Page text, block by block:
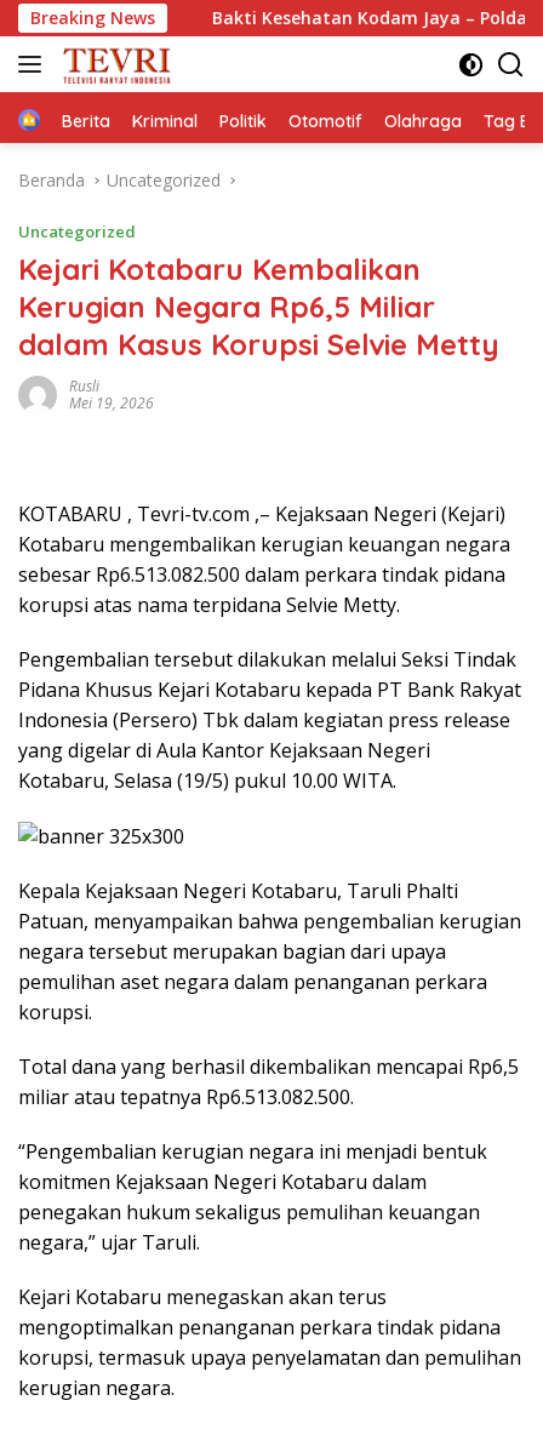
Langsung
ke
konten
Breaking NewsBakti Kesehatan Kodam Jaya – Polda Metro Jaya
HomeBerita Kriminal Politik Otomotif Olahraga Tag
Beranda Uncategorized
Uncategorized
Kejari Kotabaru Kembalikan
Kerugian Negara Rp6,5 Miliar
dalam Kasus Korupsi Selvie Metty
Rusli
Mei 19, 2026
KOTABARU , Tevri-tv.com ,– Kejaksaan Negeri (Kejari)
Kotabaru mengembalikan kerugian keuangan negara
sebesar Rp6.513.082.500 dalam perkara tindak pidana
korupsi atas nama terpidana Selvie Metty.
Pengembalian tersebut dilakukan melalui Seksi Tindak
Pidana Khusus Kejari Kotabaru kepada PT Bank Rakyat
Indonesia (Persero) Tbk dalam kegiatan press release
yang digelar di Aula Kantor Kejaksaan Negeri
Kotabaru, Selasa (19/5) pukul 10.00 WITA.
Kepala Kejaksaan Negeri Kotabaru, Taruli Phalti
Patuan, menyampaikan bahwa pengembalian kerugian
negara tersebut merupakan bagian dari upaya
pemulihan aset negara dalam penanganan perkara
korupsi.
Total dana yang berhasil dikembalikan mencapai Rp6,5
miliar atau tepatnya Rp6.513.082.500.
“Pengembalian kerugian negara ini menjadi bentuk
komitmen Kejaksaan Negeri Kotabaru dalam
penegakan hukum sekaligus pemulihan keuangan
negara,” ujar Taruli.
Kejari Kotabaru menegaskan akan terus
mengoptimalkan penanganan perkara tindak pidana
korupsi, termasuk upaya penyelamatan dan pemulihan
kerugian negara.